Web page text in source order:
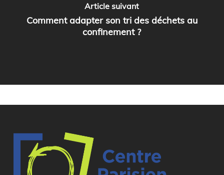
Article suivant
Comment adapter son tri des déchets au
confinement ?